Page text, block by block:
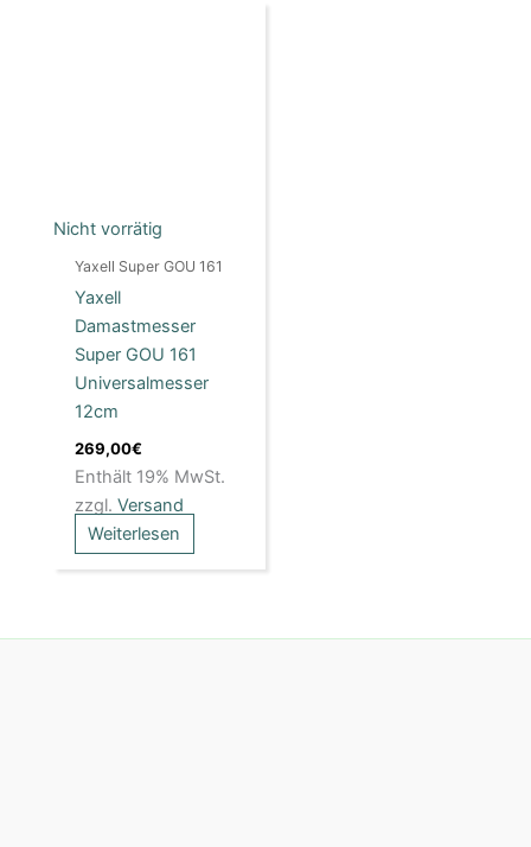
Nicht vorrätig
Yaxell Super GOU 161
Yaxell
Damastmesser
Super GOU 161
Universalmesser
12cm
269,00€
Enthält 19% MwSt.
zzgl. Versand
Weiterlesen